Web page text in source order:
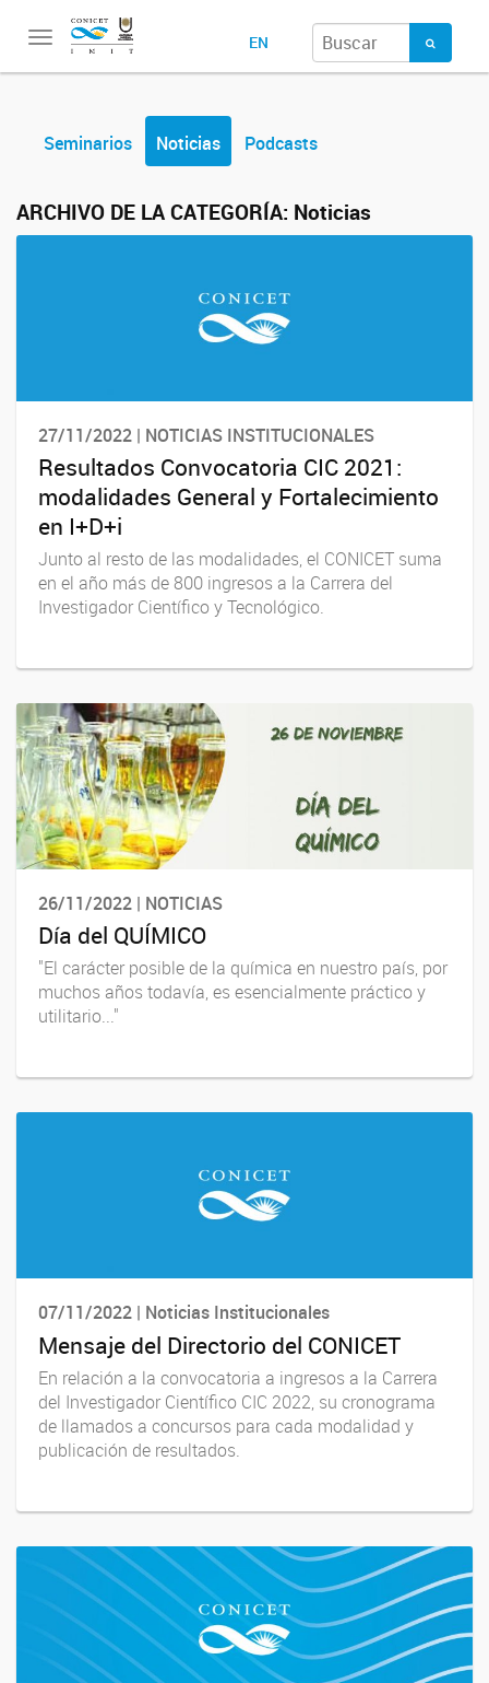
Toggle
EN
Seminarios Noticias Podcasts
ARCHIVO DE LA CATEGORÍA: Noticias
27/11/2022 | NOTICIAS INSTITUCIONALES
Resultados Convocatoria CIC 2021:
modalidades General y Fortalecimiento
en I+D+i
Junto al resto de las modalidades, el CONICET suma
en el año más de 800 ingresos a la Carrera del
Investigador Científico y Tecnológico.
26/11/2022 | NOTICIAS
Día del QUÍMICO
"El carácter posible de la química en nuestro país, por
muchos años todavía, es esencialmente práctico y
utilitario..."
07/11/2022 | Noticias Institucionales
Mensaje del Directorio del CONICET
En relación a la convocatoria a ingresos a la Carrera
del Investigador Científico CIC 2022, su cronograma
de llamados a concursos para cada modalidad y
publicación de resultados.